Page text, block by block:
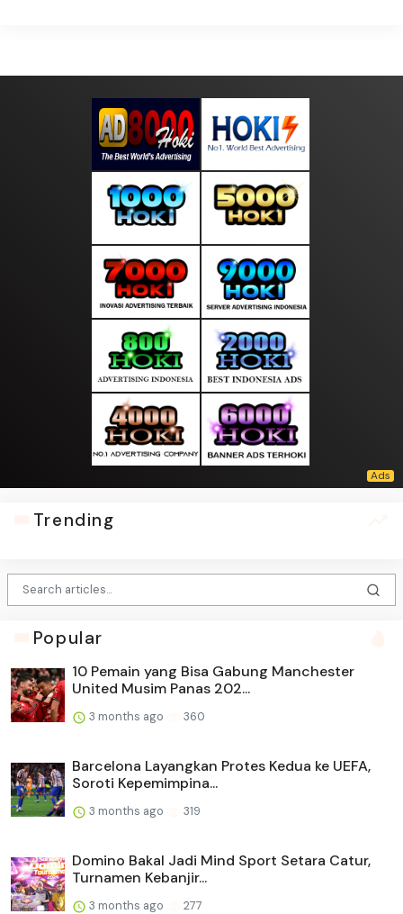
Trending
Popular
10 Pemain yang Bisa Gabung Manchester
United Musim Panas 202...
3 months ago 360
Barcelona Layangkan Protes Kedua ke UEFA,
Soroti Kepemimpina...
3 months ago 319
Domino Bakal Jadi Mind Sport Setara Catur,
Turnamen Kebanjir...
3 months ago 277